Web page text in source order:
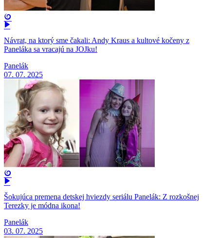
Návrat, na ktorý sme čakali: Andy Kraus a kultové kočeny z
Paneláka sa vracajú na JOJku!
Panelák
07. 07. 2025
Šokujúca premena detskej hviezdy seriálu Panelák: Z rozkošnej
Terezky je módna ikona!
Panelák
03. 07. 2025